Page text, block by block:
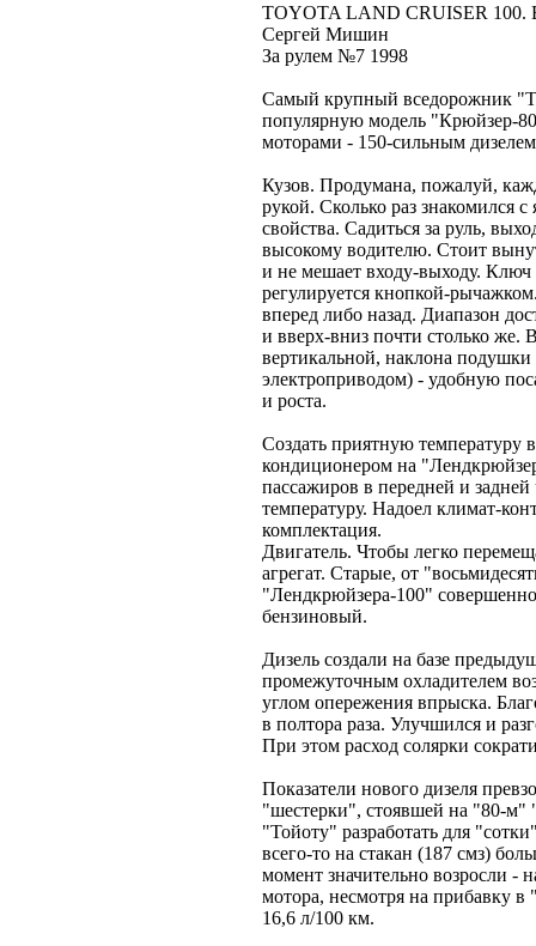
TOYOTA LAND CRUISER
Сергей Мишин
За рулем №7 1998
Самый крупный вседорожник
популярную модель "Крюйзер-
моторами - 150-сильным
Кузов. Продумана, пожалуй,
рукой. Сколько раз знакомился
свойства. Садиться за руль,
высокому водителю. Стоит
и не мешает входу-выходу. Ключ
регулируется кнопкой-
вперед либо назад. Диапазон
и вверх-вниз почти столько же.
вертикальной, наклона
электроприводом) - удобную
и роста.
Создать приятную температуру
кондиционером на
пассажиров в передней и
температуру. Надоел климат-
комплектация.
Двигатель. Чтобы легко
агрегат. Старые, от
"Лендкрюйзера-100"
бензиновый.
Дизель создали на базе
промежуточным охладителем
углом опережения впрыска.
в полтора раза. Улучшился и
При этом расход солярки
Показатели нового дизеля
"шестерки", стоявшей на "80-м"
"Тойоту" разработать для
всего-то на стакан (187 смз)
момент значительно возросли -
мотора, несмотря на прибавку
16,6 л/100 км.